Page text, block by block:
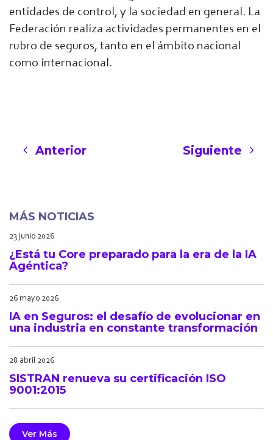
entidades de control, y la sociedad en general. La
Federación realiza actividades permanentes en el
rubro de seguros, tanto en el ámbito nacional
como internacional.
Anterior Siguiente
MÁS NOTICIAS
23 junio 2026
¿Está tu Core preparado para la era de la IA
Agéntica?
26 mayo 2026
IA en Seguros: el desafío de evolucionar en
una industria en constante transformación
28 abril 2026
SISTRAN renueva su certificación ISO
9001:2015
Ver Más